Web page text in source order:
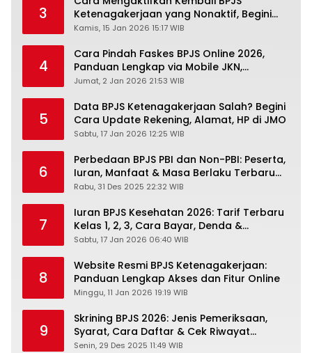
3
Ketenagakerjaan yang Nonaktif, Begini
Panduan Lengkapnya
Kamis, 15 Jan 2026 15:17 WIB
4
Cara Pindah Faskes BPJS Online 2026,
Panduan Lengkap via Mobile JKN,
PANDAWA & Offiline Kantor Cabang
Jumat, 2 Jan 2026 21:53 WIB
5
Data BPJS Ketenagakerjaan Salah? Begini
Cara Update Rekening, Alamat, HP di JMO
Sabtu, 17 Jan 2026 12:25 WIB
6
Perbedaan BPJS PBI dan Non-PBI: Peserta,
Iuran, Manfaat & Masa Berlaku Terbaru
2026
Rabu, 31 Des 2025 22:32 WIB
7
Iuran BPJS Kesehatan 2026: Tarif Terbaru
Kelas 1, 2, 3, Cara Bayar, Denda &
Panduan Lengkap Peserta JKN-KIS
Sabtu, 17 Jan 2026 06:40 WIB
8
Website Resmi BPJS Ketenagakerjaan:
Panduan Lengkap Akses dan Fitur Online
Minggu, 11 Jan 2026 19:19 WIB
9
Skrining BPJS 2026: Jenis Pemeriksaan,
Syarat, Cara Daftar & Cek Riwayat
Kesehatan Gratis
Senin, 29 Des 2025 11:49 WIB